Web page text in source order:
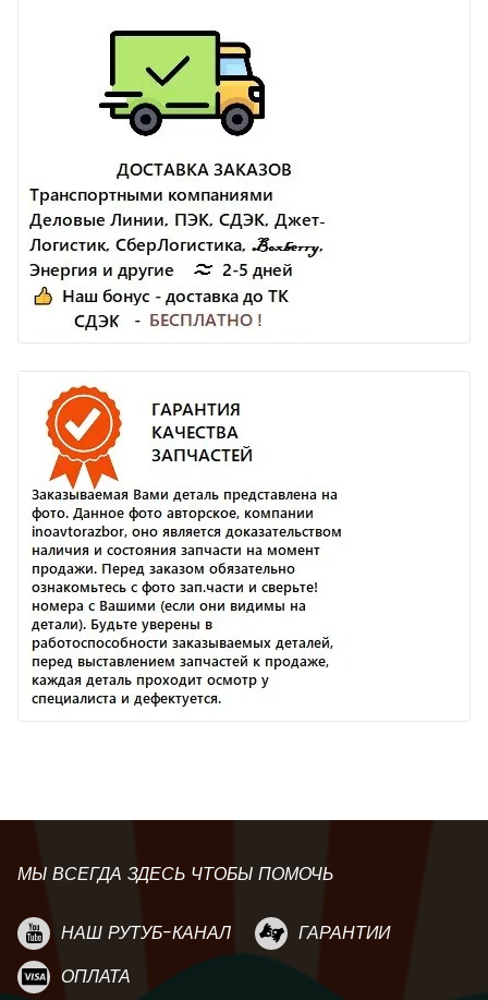
МЫ ВСЕГДА ЗДЕСЬ ЧТОБЫ ПОМОЧЬ
НАШ РУТУБ-КАНАЛ
ГАРАНТИИ
ОПЛАТА